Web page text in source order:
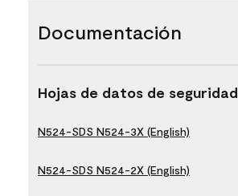
Documentación
Hojas de datos de seguridad
N524-SDS N524-3X (English)
N524-SDS N524-2X (English)